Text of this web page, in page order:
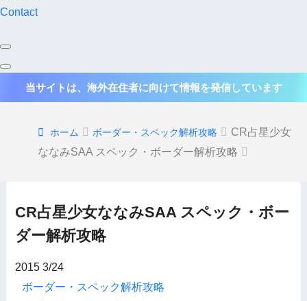
Contact
当サイトは、海外在住者に向けて情報を発信しています
ホーム ボーダー・スペック解析攻略
CR占星少女
ななみSAA スペック・ボーダー解析攻略
CR占星少女ななみSAA スペック・ボー
ダー解析攻略
2015 3/24
ボーダー・スペック解析攻略